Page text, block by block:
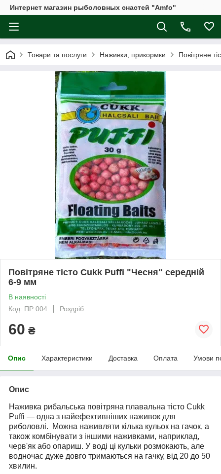
Интернет магазин рыболовных снастей "Amfo"
Товари та послуги Наживки, прикормки Повітряне
Повітряне тісто Cukk Puffi "Чесня" середній
6-9 мм
В наявності
Код: ПР 004
Роздріб
60 ₴
Опис Характеристики Доставка Оплата Умови
Опис
Наживка рибальська повітряна плавальна тісто Cukk
Puffi — одна з найефективніших наживок для
риболовлі. Можна наживляти кілька кульок на гачок, а
також комбінувати з іншими наживками, наприклад,
черв'як або опариш. У воді ці кульки розмокають, але
водночас дуже довго тримаються на гачку, від 20 до 50
хвилин.